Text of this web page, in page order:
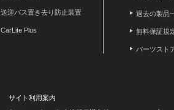
送迎バス置き去り防止装置
CarLife Plus
過去の製品
無料保証規
パーツスト
サイト利用案内